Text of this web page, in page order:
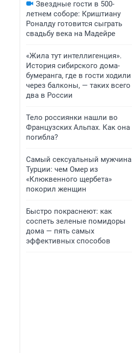
Звездные гости в 500-
летнем соборе: Криштиану
Роналду готовится сыграть
свадьбу века на Мадейре
«Жила тут интеллигенция».
История сибирского дома-
бумеранга, где в гости ходили
через балконы, — таких всего
два в России
Тело россиянки нашли во
Французских Альпах. Как она
погибла?
Самый сексуальный мужчина
Турции: чем Омер из
«Клюквенного щербета»
покорил женщин
Быстро покраснеют: как
соспеть зеленые помидоры
дома — пять самых
эффективных способов